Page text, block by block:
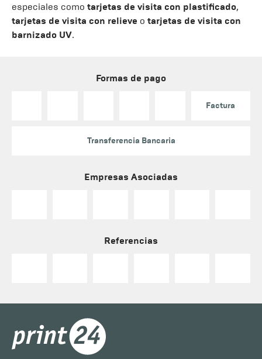
especiales como tarjetas de visita con plastificado,
tarjetas de visita con relieve o tarjetas de visita con
barnizado UV.
Formas de pago
Factura
Transferencia Bancaria
Empresas Asociadas
Referencias